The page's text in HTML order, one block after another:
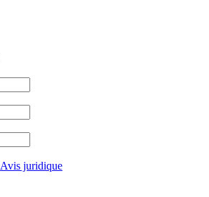
Avis juridique